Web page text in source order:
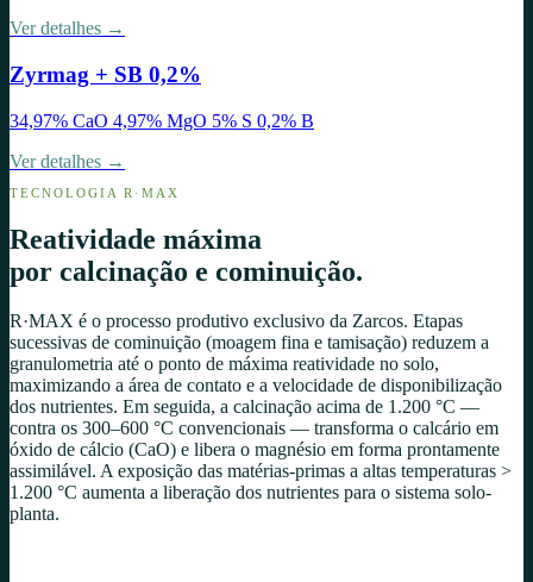
Ver detalhes →
Zyrmag + SB 0,2%
34,97% CaO 4,97% MgO 5% S 0,2% B
Ver detalhes →
TECNOLOGIA R·MAX
Reatividade máxima
por calcinação e cominuição.
R·MAX é o processo produtivo exclusivo da Zarcos. Etapas
sucessivas de cominuição (moagem fina e tamisação) reduzem a
granulometria até o ponto de máxima reatividade no solo,
maximizando a área de contato e a velocidade de disponibilização
dos nutrientes. Em seguida, a calcinação acima de 1.200 °C —
contra os 300–600 °C convencionais — transforma o calcário em
óxido de cálcio (CaO) e libera o magnésio em forma prontamente
assimilável. A exposição das matérias-primas a altas temperaturas >
1.200 °C aumenta a liberação dos nutrientes para o sistema solo-
planta.